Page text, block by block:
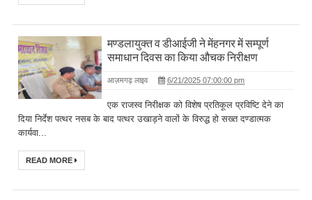
मण्डलायुक्त व डीआईजी ने मेंहनगर में सम्पूर्ण
समाधान दिवस का किया औचक निरीक्षण
आज़मगढ़ लाइव 6/21/2025 07:00:00 pm
एक राजस्व निरीक्षक को विशेष प्रतिकूल प्रविष्टि देने का
दिया निर्देश पत्थर नसब के बाद पत्थर उखाड़ने वालों के विरुद्ध हो सख्त दण्डात्मक
कार्यवा...
READ MORE